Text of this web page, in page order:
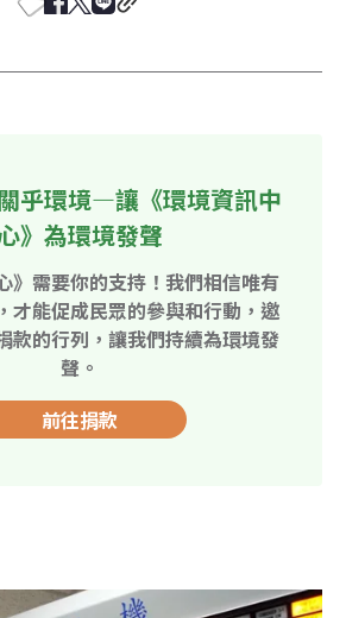
乎環境—讓《環境資訊中
》為環境發聲
》需要你的支持！我們相信唯有
才能促成民眾的參與和行動，邀
款的行列，讓我們持續為環境發
聲。
前往捐款